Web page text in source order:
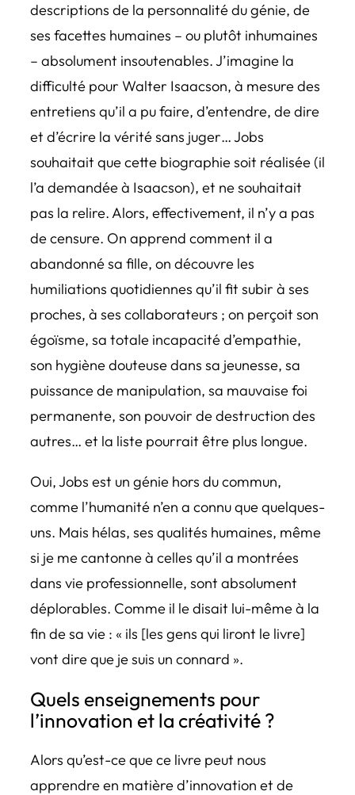
descriptions de la personnalité du génie, de
ses facettes humaines – ou plutôt inhumaines
– absolument insoutenables. J’imagine la
difficulté pour Walter Isaacson, à mesure des
entretiens qu’il a pu faire, d’entendre, de dire
et d’écrire la vérité sans juger… Jobs
souhaitait que cette biographie soit réalisée (il
l’a demandée à Isaacson), et ne souhaitait
pas la relire. Alors, effectivement, il n’y a pas
de censure. On apprend comment il a
abandonné sa fille, on découvre les
humiliations quotidiennes qu’il fit subir à ses
proches, à ses collaborateurs ; on perçoit son
égoïsme, sa totale incapacité d’empathie,
son hygiène douteuse dans sa jeunesse, sa
puissance de manipulation, sa mauvaise foi
permanente, son pouvoir de destruction des
autres… et la liste pourrait être plus longue.
Oui, Jobs est un génie hors du commun,
comme l’humanité n’en a connu que quelques-
uns. Mais hélas, ses qualités humaines, même
si je me cantonne à celles qu’il a montrées
dans vie professionnelle, sont absolument
déplorables. Comme il le disait lui-même à la
fin de sa vie : « ils [les gens qui liront le livre]
vont dire que je suis un connard ».
Quels enseignements pour
l’innovation et la créativité ?
Alors qu’est-ce que ce livre peut nous
apprendre en matière d’innovation et de